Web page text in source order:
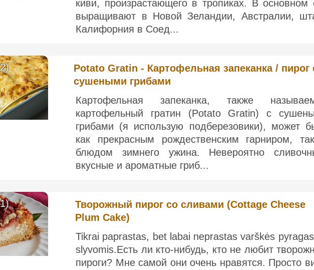
киви, произрастающего в тропиках. В основном
выращивают в Новой Зеландии, Австралии,
Калифорния в Соед...
Potato Gratin - Картофельная запеканка / пирог
сушеными грибами
Картофельная запеканка, также
картофельный гратин (Potato Gratin) с
грибами (я использую подберезовики), может
как прекрасным рождественским гарниром,
блюдом зимнего ужина. Невероятно
вкусные и ароматные гриб...
Творожный пирог со сливами (Cottage Cheese
Plum Cake)
Tikrai paprastas, bet labai neprastas varškės
slyvomis.Есть ли кто-нибудь, кто не любит
пироги? Мне самой они очень нравятся. Просто